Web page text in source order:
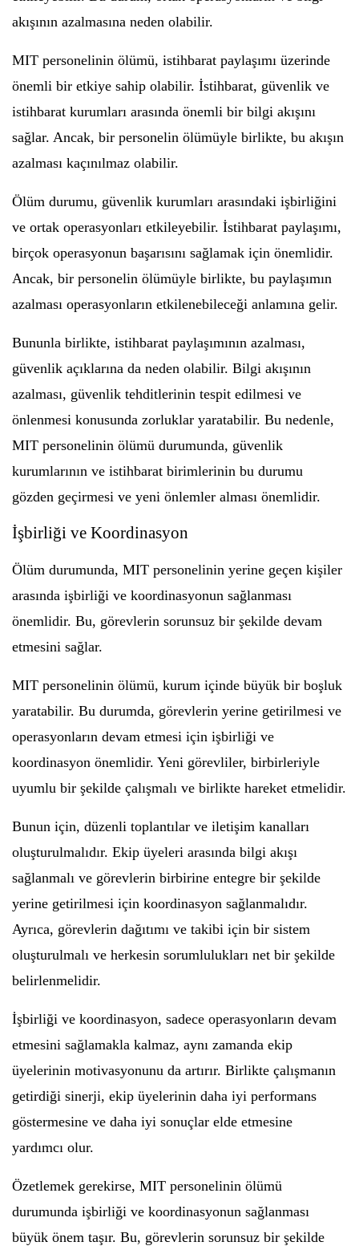
akışının azalmasına neden olabilir.
MIT personelinin ölümü, istihbarat paylaşımı üzerinde
önemli bir etkiye sahip olabilir. İstihbarat, güvenlik ve
istihbarat kurumları arasında önemli bir bilgi akışını
sağlar. Ancak, bir personelin ölümüyle birlikte, bu akışın
azalması kaçınılmaz olabilir.
Ölüm durumu, güvenlik kurumları arasındaki işbirliğini
ve ortak operasyonları etkileyebilir. İstihbarat paylaşımı,
birçok operasyonun başarısını sağlamak için önemlidir.
Ancak, bir personelin ölümüyle birlikte, bu paylaşımın
azalması operasyonların etkilenebileceği anlamına gelir.
Bununla birlikte, istihbarat paylaşımının azalması,
güvenlik açıklarına da neden olabilir. Bilgi akışının
azalması, güvenlik tehditlerinin tespit edilmesi ve
önlenmesi konusunda zorluklar yaratabilir. Bu nedenle,
MIT personelinin ölümü durumunda, güvenlik
kurumlarının ve istihbarat birimlerinin bu durumu
gözden geçirmesi ve yeni önlemler alması önemlidir.
İşbirliği ve Koordinasyon
Ölüm durumunda, MIT personelinin yerine geçen kişiler
arasında işbirliği ve koordinasyonun sağlanması
önemlidir. Bu, görevlerin sorunsuz bir şekilde devam
etmesini sağlar.
MIT personelinin ölümü, kurum içinde büyük bir boşluk
yaratabilir. Bu durumda, görevlerin yerine getirilmesi ve
operasyonların devam etmesi için işbirliği ve
koordinasyon önemlidir. Yeni görevliler, birbirleriyle
uyumlu bir şekilde çalışmalı ve birlikte hareket etmelidir.
Bunun için, düzenli toplantılar ve iletişim kanalları
oluşturulmalıdır. Ekip üyeleri arasında bilgi akışı
sağlanmalı ve görevlerin birbirine entegre bir şekilde
yerine getirilmesi için koordinasyon sağlanmalıdır.
Ayrıca, görevlerin dağıtımı ve takibi için bir sistem
oluşturulmalı ve herkesin sorumlulukları net bir şekilde
belirlenmelidir.
İşbirliği ve koordinasyon, sadece operasyonların devam
etmesini sağlamakla kalmaz, aynı zamanda ekip
üyelerinin motivasyonunu da artırır. Birlikte çalışmanın
getirdiği sinerji, ekip üyelerinin daha iyi performans
göstermesine ve daha iyi sonuçlar elde etmesine
yardımcı olur.
Özetlemek gerekirse, MIT personelinin ölümü
durumunda işbirliği ve koordinasyonun sağlanması
büyük önem taşır. Bu, görevlerin sorunsuz bir şekilde